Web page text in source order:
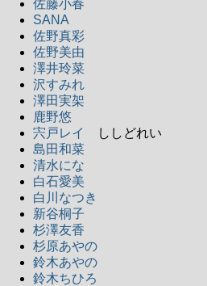
佐藤小春
SANA
佐野真彩
佐野美由
澤井玲菜
沢すみれ
澤田実架
鹿野悠
宍戸レイ
ししどれい
島田和菜
清水にな
白石愛美
白川なつき
新谷桐子
杉澤友香
杉原あやの
鈴木あやの
鈴木ちひろ